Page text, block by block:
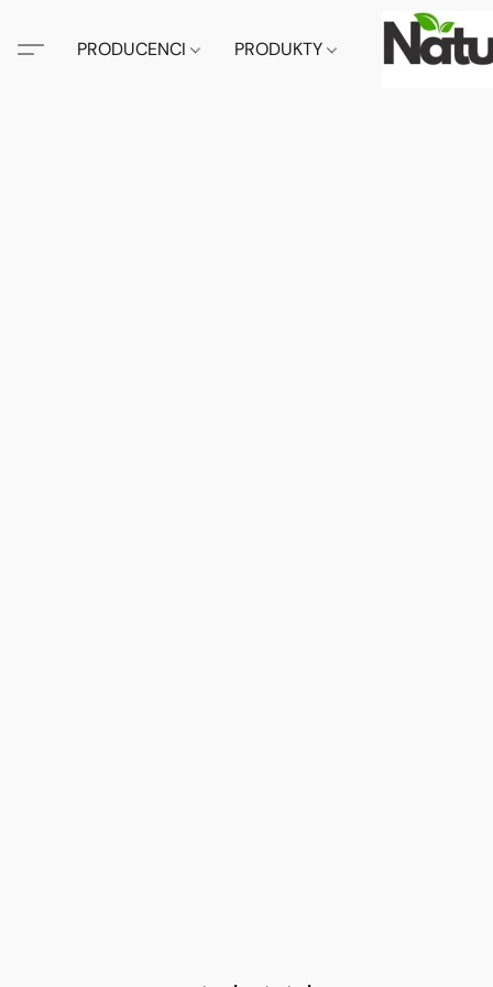
PRODUCENCI PRODUKTY